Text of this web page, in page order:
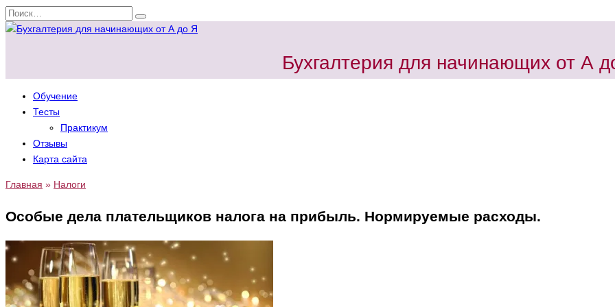
Перейти
к
Search
for:
Бухгалтерия для начинающих от А
Обучение
Тесты
Практикум
Отзывы
Карта сайта
Главная » Налоги
Особые дела плательщиков налога на прибыль. Нормируемые расходы.